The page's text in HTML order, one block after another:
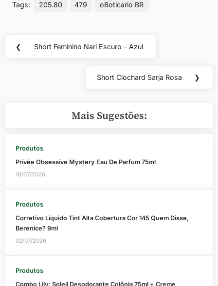
Tags: 205.80 479 oBoticario BR
Navegação
❮
Previous
Short Feminino Nari Escuro – Azul
Next
Short Clochard Sarja Rosa ❯
Mais Sugestões:
Produtos
Privée Obsessive Mystery Eau De Parfum 75ml
16/07/2026
Produtos
Corretivo Líquido Tint Alta Cobertura Cor 145 Quem Disse,
Berenice? 9ml
02/07/2026
Produtos
Combo Lily: Soleil Desodorante Colônia 75ml + Creme